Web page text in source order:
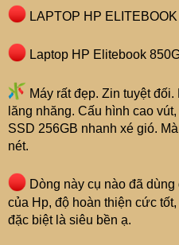
LAPTOP HP
Laptop HP Elitebook
Máy rất đẹp. Zin tuyệt
lăng nhăng. Cấu hình cao
SSD 256GB nhanh xé gió.
nét.
Dòng này cụ nào đã
của Hp, độ hoàn thiện cức
đặc biệt là siêu bền ạ.